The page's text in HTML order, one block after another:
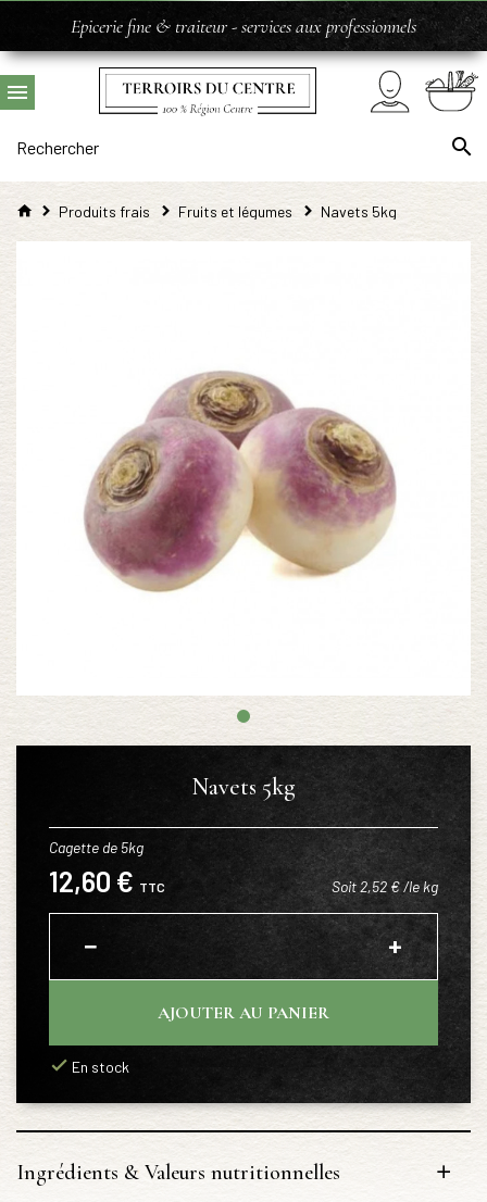
Epicerie fine & traiteur - services aux professionnels
Produits frais Fruits et légumes Navets 5kg
Navets 5kg
Cagette de 5kg
12,60 € TTC Soit 2,52 € /le kg
− +
AJOUTER AU PANIER
En stock
Ingrédients & Valeurs nutritionnelles